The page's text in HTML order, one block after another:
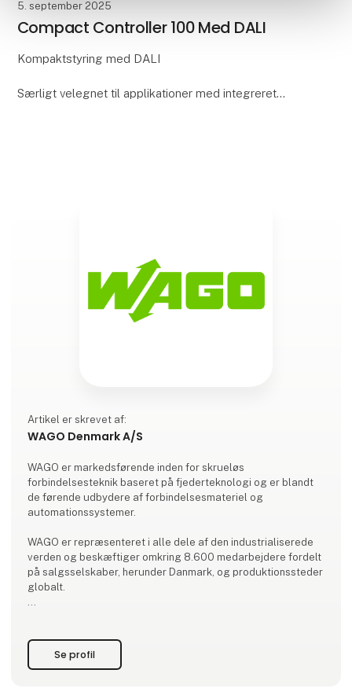
5. september 2025
Compact Controller 100 Med DALI
Kompaktstyring med DALI
Særligt velegnet til applikationer med integreret
Artikel er skrevet af:
WAGO Denmark A/S
WAGO er markedsførende inden for skrueløs
forbindelsesteknik baseret på fjederteknologi og er blandt
de førende udbydere af forbindelsesmateriel og
automationssystemer.
WAGO er repræsenteret i alle dele af den industrialiserede
verden og beskæftiger omkring 8.600 medarbejdere fordelt
på salgsselskaber, herunder Danmark, og produktionssteder
globalt.
elektronikmoduler og I/O-bussystemer, der hver især giver
kunderne inden for industriautomation og
Se profil